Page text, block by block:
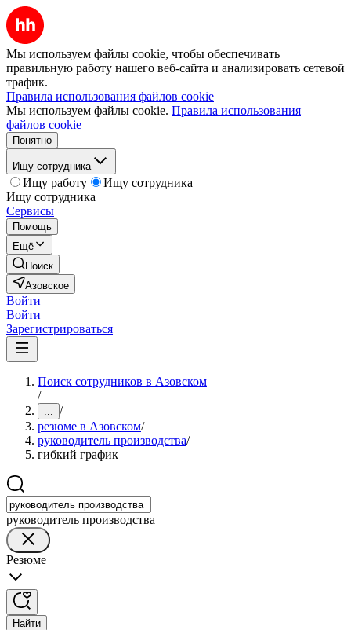
Мы используем файлы cookie, чтобы обеспечивать
правильную работу нашего веб-сайта и анализировать сетевой
трафик.
Правила использования файлов cookie
Мы используем файлы cookie. Правила использования
файлов cookie
Понятно
Ищу сотрудника
Ищу работу
Ищу сотрудника
Ищу сотрудника
Сервисы
Помощь
Ещё
Поиск
Азовское
Войти
Войти
Зарегистрироваться
Поиск сотрудников в Азовском
/
... /
резюме в Азовском/
руководитель производства/
гибкий график
руководитель производства
Резюме
Найти